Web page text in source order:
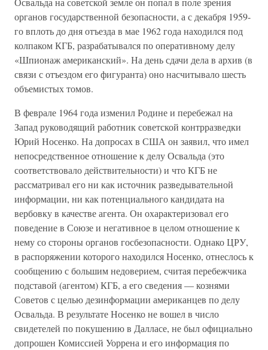
органов государственной безопасности, а с декабря 1959-
го вплоть до дня отъезда в мае 1962 года находился под
колпаком КГБ, разрабатывался по оперативному делу
«Шпионаж американский». На день сдачи дела в архив (в
связи с отъездом его фигуранта) оно насчитывало шесть
объемистых томов.
В феврале 1964 года изменил Родине и перебежал на
Запад руководящий работник советской контрразведки
Юрий Носенко. На допросах в США он заявил, что имел
непосредственное отношение к делу Освальда (это
соответствовало действительности) и что КГБ не
рассматривал его ни как источник разведывательной
информации, ни как потенциального кандидата на
вербовку в качестве агента. Он охарактеризовал его
поведение в Союзе и негативное в целом отношение к
нему со стороны органов госбезопасности. Однако ЦРУ,
в распоряжении которого находился Носенко, отнеслось к
сообщению с большим недоверием, считая перебежчика
подставой (агентом) КГБ, а его сведения — кознями
Советов с целью дезинформации американцев по делу
Освальда. В результате Носенко не вошел в число
свидетелей по покушению в Далласе, не был официально
допрошен Комиссией Уоррена и его информация по